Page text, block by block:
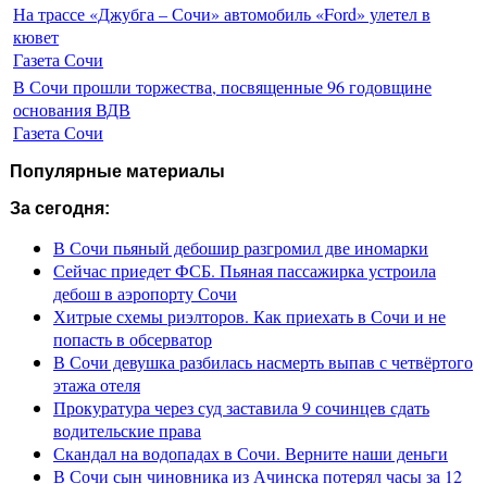
На трассе «Джубга – Сочи» автомобиль «Ford» улетел в
кювет
Газета Сочи
В Сочи прошли торжества, посвященные 96 годовщине
основания ВДВ
Газета Сочи
Популярные материалы
За сегодня:
В Сочи пьяный дебошир разгромил две иномарки
Сейчас приедет ФСБ. Пьяная пассажирка устроила
дебош в аэропорту Сочи
Хитрые схемы риэлторов. Как приехать в Сочи и не
попасть в обсерватор
В Сочи девушка разбилась насмерть выпав с четвёртого
этажа отеля
Прокуратура через суд заставила 9 сочинцев сдать
водительские права
Скандал на водопадах в Сочи. Верните наши деньги
В Сочи сын чиновника из Ачинска потерял часы за 12